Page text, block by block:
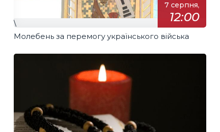
7 серпня,
12:00
\
Молебень за перемогу українського війська